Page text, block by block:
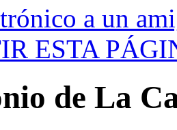
a un
ESTA
de La